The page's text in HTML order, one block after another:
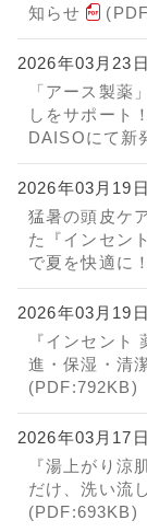
知らせ
2026年03月23日
「アース製薬
しをサポート
DAISOにて新
2026年03月19日
猛暑の頭皮ケ
た『インセン
で夏を快適に！
2026年03月19日
『インセント
進・保湿・清
(PDF:792KB)
2026年03月17日
『湯上がり涼
だけ、洗い流
(PDF:693KB)